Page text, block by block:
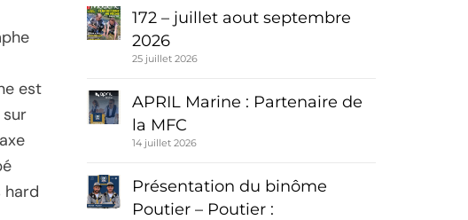
est
hard
172 – juillet aout septembre
2026
25 juillet 2026
APRIL Marine : Partenaire de
la MFC
14 juillet 2026
Présentation du binôme
Poutier – Poutier :